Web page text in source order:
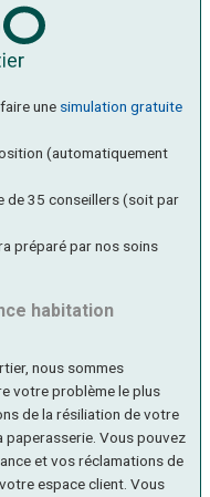
une simulation gratuite
(automatiquement
de 35 conseillers (soit par
préparé par nos soins
habitation
nous sommes
votre problème le plus
de la résiliation de votre
paperasserie. Vous pouvez
et vos réclamations de
espace client. Vous